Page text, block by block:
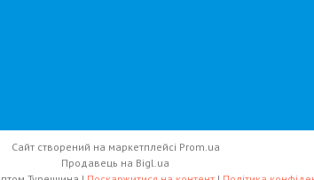
Сайт створений на маркетплейсі Prom.ua
Продавець на Bigl.ua